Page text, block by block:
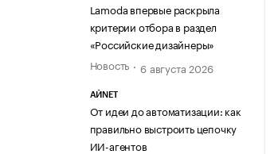
Lamoda впервые раскрыла
критерии отбора в раздел
«Российские дизайнеры»
Новость
6 августа 2026
АЙNET
От идеи до автоматизации: как
правильно выстроить цепочку
ИИ-агентов